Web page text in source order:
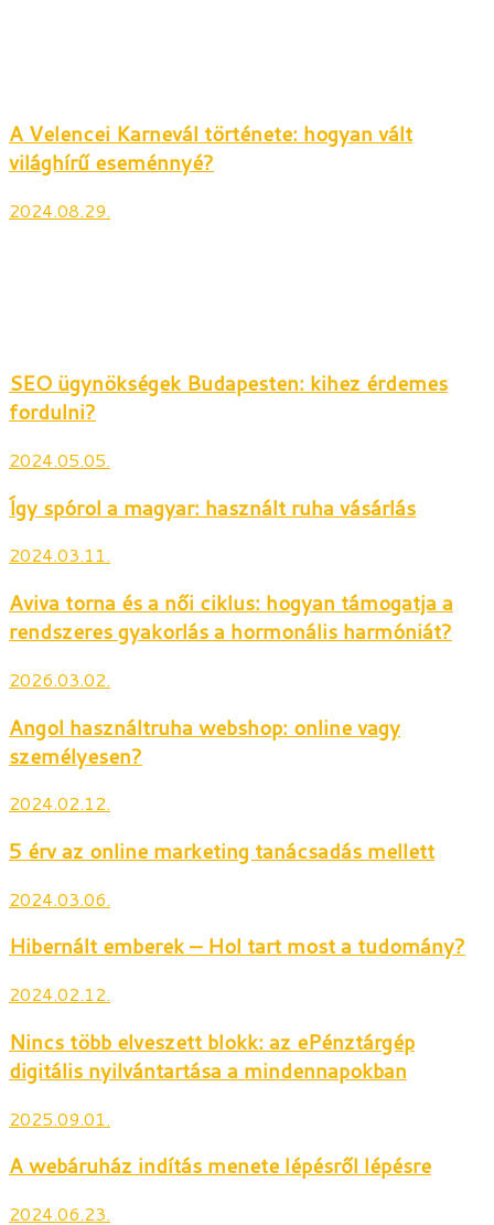
A Velencei Karnevál története: hogyan vált
világhírű eseménnyé?
2024.08.29.
SEO ügynökségek Budapesten: kihez érdemes
fordulni?
2024.05.05.
Így spórol a magyar: használt ruha vásárlás
2024.03.11.
Aviva torna és a női ciklus: hogyan támogatja a
rendszeres gyakorlás a hormonális harmóniát?
2026.03.02.
Angol használtruha webshop: online vagy
személyesen?
2024.02.12.
5 érv az online marketing tanácsadás mellett
2024.03.06.
Hibernált emberek – Hol tart most a tudomány?
2024.02.12.
Nincs több elveszett blokk: az ePénztárgép
digitális nyilvántartása a mindennapokban
2025.09.01.
A webáruház indítás menete lépésről lépésre
2024.06.23.